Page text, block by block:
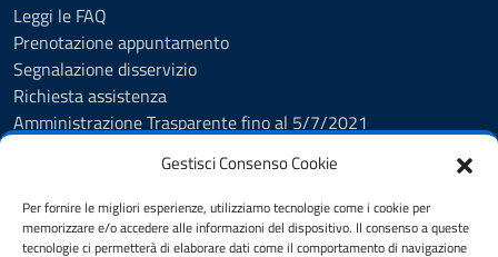
Gestisci Consenso Cookie
Per fornire le migliori esperienze, utilizziamo tecnologie come i cookie per
memorizzare e/o accedere alle informazioni del dispositivo. Il consenso a queste
tecnologie ci permetterà di elaborare dati come il comportamento di navigazione
Leggi le FAQ
Prenotazione appuntamento
Segnalazione disservizio
Richiesta assistenza
Amministrazione Trasparente fino al 5/7/2021
Cookie Policy
Informativa privacy